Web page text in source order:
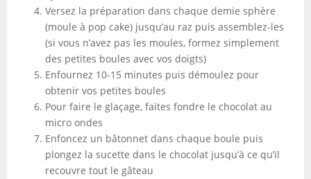
Versez la préparation dans chaque demie sphère
(moule à pop cake) jusqu’au raz puis assemblez-les
(si vous n’avez pas les moules, formez simplement
des petites boules avec vos doigts)
Enfournez 10-15 minutes puis démoulez pour
obtenir vos petites boules
Pour faire le glaçage, faites fondre le chocolat au
micro ondes
Enfoncez un bâtonnet dans chaque boule puis
plongez la sucette dans le chocolat jusqu’à ce qu’il
recouvre tout le gâteau